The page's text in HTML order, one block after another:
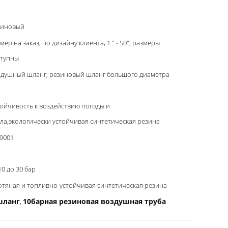
на заказ, по дизайну клиента, 1 " - 50", размеры
шланг, резиновый шланг большого диаметра
к воздействию погоды и
устойчивая синтетическая резина
до 30 бар
и топливно-устойчивая синтетическая резина
, 10барная резиновая воздушная труба